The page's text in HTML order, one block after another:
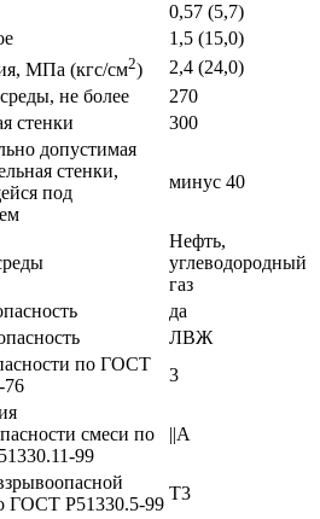
0,57 (5,7)
1,5 (15,0)
МПа (кгс/см2) 2,4 (24,0)
не более
270
стенки
300
допустимая
стенки,
под
минус 40
Нефть,
углеводородный
газ
да
ЛВЖ
по ГОСТ
76
3
смеси по
99
||A
ГОСТ Р51330.5-99
Т3